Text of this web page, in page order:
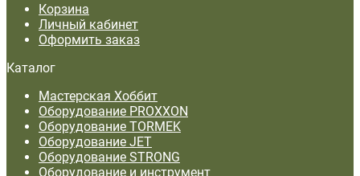
Корзина
Личный кабинет
Оформить заказ
Каталог
Мастерская Хоббит
Оборудование PROXXON
Оборудование TORMEK
Оборудование JET
Оборудование STRONG
Оборудование и инструмент